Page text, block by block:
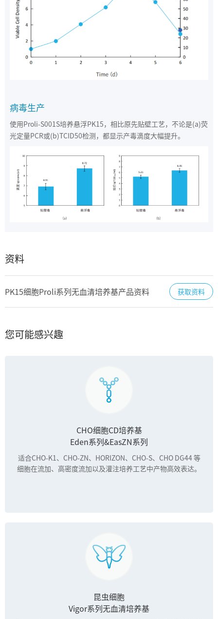
病毒生产
使用Proli-S001S培养悬浮PK15，相比原先贴壁工艺，不论是(a)荧
光定量PCR或(b)TCID50检测，都显示产毒滴度大幅提升。
资料
PK15细胞Proli系列无血清培养基产品资料 获取资料
您可能感兴趣
CHO细胞CD培养基
Eden系列&EasZN系列
适合CHO-K1、CHO-ZN、HORIZON、CHO-S、CHO DG44 等
细胞在流加、高密度流加以及灌注培养工艺中产物高效表达。
昆虫细胞
Vigor系列无血清培养基